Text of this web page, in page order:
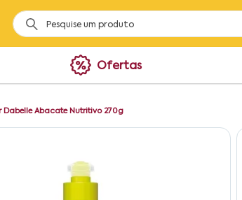
Ofertas
Dabelle Abacate Nutritivo 270g